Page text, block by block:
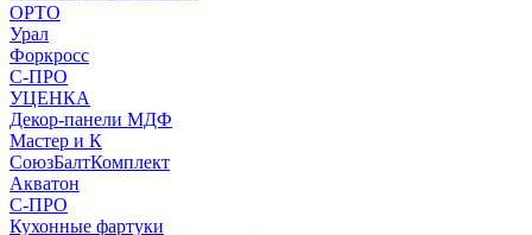
ОРТО
Урал
Форкросс
С-ПРО
УЦЕНКА
Декор-панели МДФ
Мастер и К
СоюзБалтКомплект
Акватон
С-ПРО
Кухонные фартуки